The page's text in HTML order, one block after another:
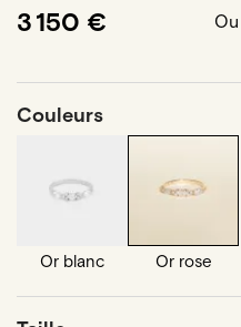
3 150 € Ou
Couleurs
Or blanc Or rose